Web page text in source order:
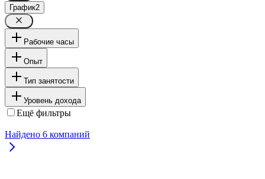
График2
Рабочие часы
Опыт
Тип занятости
Уровень дохода
Ещё фильтры
Найдено 6 компаний